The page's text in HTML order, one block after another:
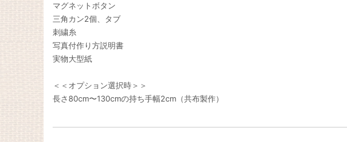
マグネットボタン
三角カン2個、タブ
刺繍糸
写真付作り方説明書
実物大型紙
＜＜オプション選択時＞＞
長さ80cm〜130cmの持ち手幅2cm（共布製作）